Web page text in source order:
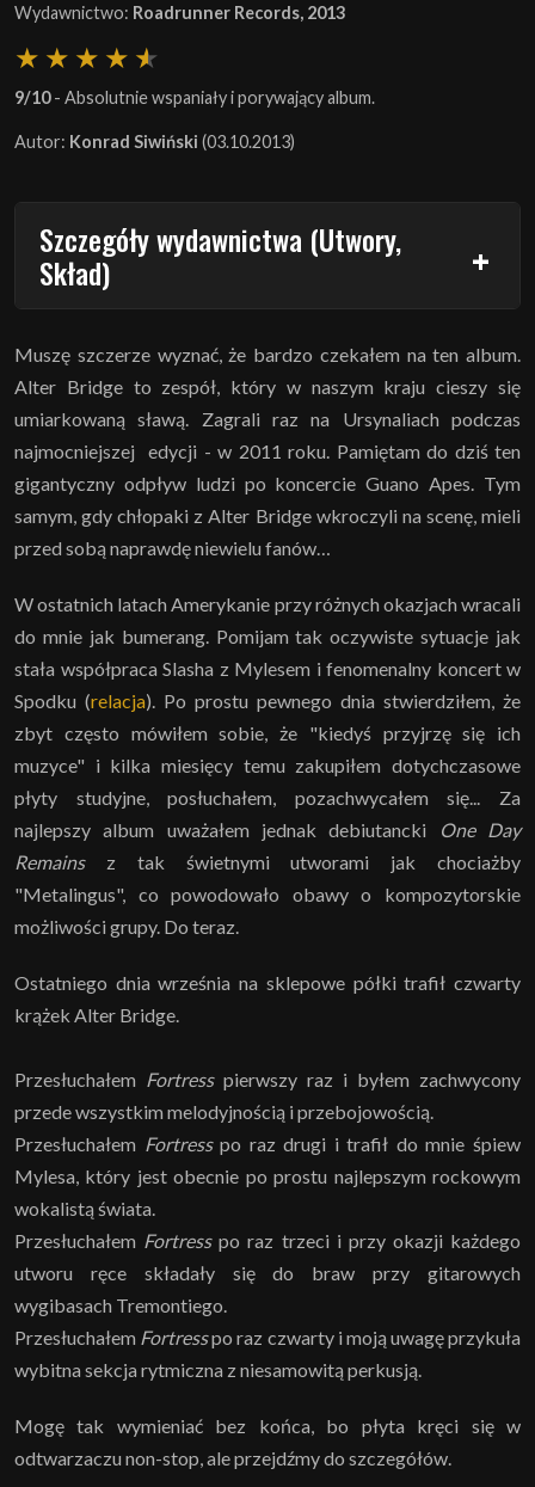
Wydawnictwo: Roadrunner Records, 2013
9/10- Absolutnie wspaniały i porywający album.
Autor: Konrad Siwiński (03.10.2013)
Szczegóły wydawnictwa (Utwory,
Skład)
Muszę szczerze wyznać, że bardzo czekałem na ten album.
Alter Bridge to zespół, który w naszym kraju cieszy się
umiarkowaną sławą. Zagrali raz na Ursynaliach podczas
najmocniejszej edycji - w 2011 roku. Pamiętam do dziś ten
gigantyczny odpływ ludzi po koncercie Guano Apes. Tym
samym, gdy chłopaki z Alter Bridge wkroczyli na scenę, mieli
przed sobą naprawdę niewielu fanów…
W ostatnich latach Amerykanie przy różnych okazjach wracali
do mnie jak bumerang. Pomijam tak oczywiste sytuacje jak
stała współpraca Slasha z Mylesem i fenomenalny koncert w
Spodku (relacja). Po prostu pewnego dnia stwierdziłem, że
zbyt często mówiłem sobie, że "kiedyś przyjrzę się ich
muzyce" i kilka miesięcy temu zakupiłem dotychczasowe
płyty studyjne, posłuchałem, pozachwycałem się... Za
najlepszy album uważałem jednak debiutancki
One Day
Remains z tak świetnymi utworami jak chociażby
"Metalingus", co powodowało obawy o kompozytorskie
możliwości grupy. Do teraz.
Ostatniego dnia września na sklepowe półki trafił czwarty
krążek Alter Bridge.
Przesłuchałem Fortresspierwszy raz i byłem zachwycony
przede wszystkim melodyjnością i przebojowością.
Przesłuchałem Fortresspo raz drugi i trafił do mnie śpiew
Mylesa, który jest obecnie po prostu najlepszym rockowym
wokalistą świata.
Przesłuchałem Fortresspo raz trzeci i przy okazji każdego
utworu ręce składały się do braw przy gitarowych
wygibasach Tremontiego.
Przesłuchałem Fortresspo raz czwarty i moją uwagę przykuła
wybitna sekcja rytmiczna z niesamowitą perkusją.
Mogę tak wymieniać bez końca, bo płyta kręci się w
odtwarzaczu non-stop, ale przejdźmy do szczegółów.